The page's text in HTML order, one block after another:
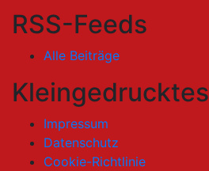
RSS-Feeds
Alle Beiträge
Kleingedrucktes
Impressum
Datenschutz
Cookie-Richtlinie